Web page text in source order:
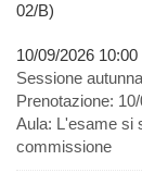
02/B)
10/09/2026 10:00
Sessione
Prenotazione:
Aula: L'esame si
commissione